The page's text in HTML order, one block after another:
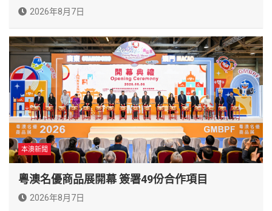
2026年8月7日
本澳新聞
粵澳名優商品展開幕 簽署49份合作項目
2026年8月7日